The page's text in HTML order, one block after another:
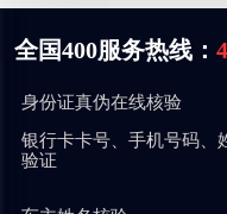
全国400服务热线：
身份证真伪在线核验
银行卡卡号、手机号码、
验证